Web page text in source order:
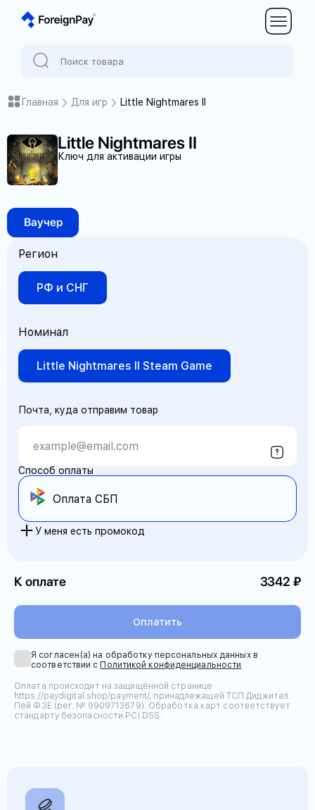
Главная Для игр Little Nightmares II
Little Nightmares II
Ключ для активации игры
Ваучер
Регион
РФ и СНГ
Почта, куда отправим товар
Номинал
Little Nightmares II Steam Game
Способ оплаты
Оплата СБП
У меня есть промокод
К оплате 3342
Оплатить
Я согласен(а) на обработку персональных данных в
соответствии с Политикой конфиденциальности
Оплата происходит на защищённой странице
https://paydigital.shop/payment/, принадлежащей ТСП Диджитал
Пей ФЗЕ (рег. № 9909713679). Обработка карт соответствует
стандарту безопасности PCI DSS.